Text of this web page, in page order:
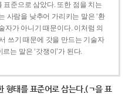
표준으로 삼았다. 또한 점을 치는
사람을 낮추어 가리키는 말은 ‘환
자가 아니기 때문이다. 이처럼 의
쓰기 때문에 갓을 만드는 기술자
는 말은 ‘갓쟁이’가 된다.
형태를 표준어로 삼는다.(ㄱ을 표